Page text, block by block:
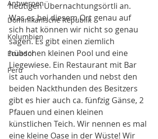
Antwerpen
Dominikanische Republik
Kolumbien
Ecuador
Peru
heutigen Übernachtungsörtli an.
Was es bei diesem Ort genau auf
sich hat können wir nicht so genau
sagen. Es gibt einen ziemlich
hübschen kleinen Pool und eine
Liegewiese. Ein Restaurant mit Bar
ist auch vorhanden und nebst den
beiden Nackthunden des Besitzers
gibt es hier auch ca. fünfzig Gänse, 2
Pfauen und einen kleinen
künstlichen Teich. Wir nennen es mal
eine kleine Oase in der Wüste! Wir